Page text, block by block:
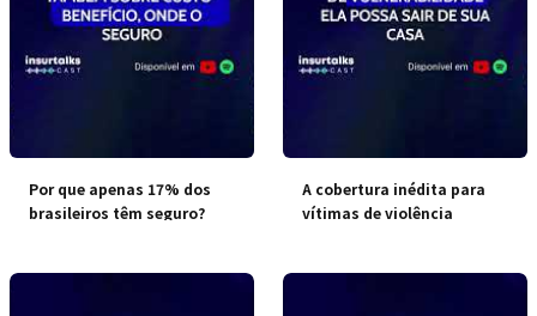
Por que apenas 17% dos
brasileiros têm seguro?
A cobertura inédita para
vítimas de violência